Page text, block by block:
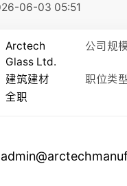
06-03 05:51
Arctech
Glass Ltd.
公司规
建筑建材 职位类型
全职